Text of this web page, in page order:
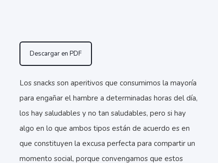
Descargar en PDF
Los snacks son aperitivos que consumimos la mayoría
para engañar el hambre a determinadas horas del día,
los hay saludables y no tan saludables, pero si hay
algo en lo que ambos tipos están de acuerdo es en
que constituyen la excusa perfecta para compartir un
momento social, porque convengamos que estos